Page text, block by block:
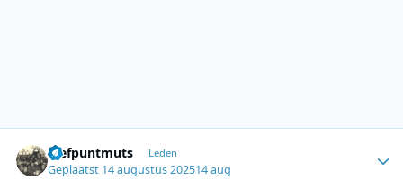
Trefpuntmuts Leden
Geplaatst 14 augustus 202514 aug